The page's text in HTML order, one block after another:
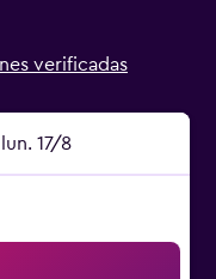
verificadas
lun. 17/8